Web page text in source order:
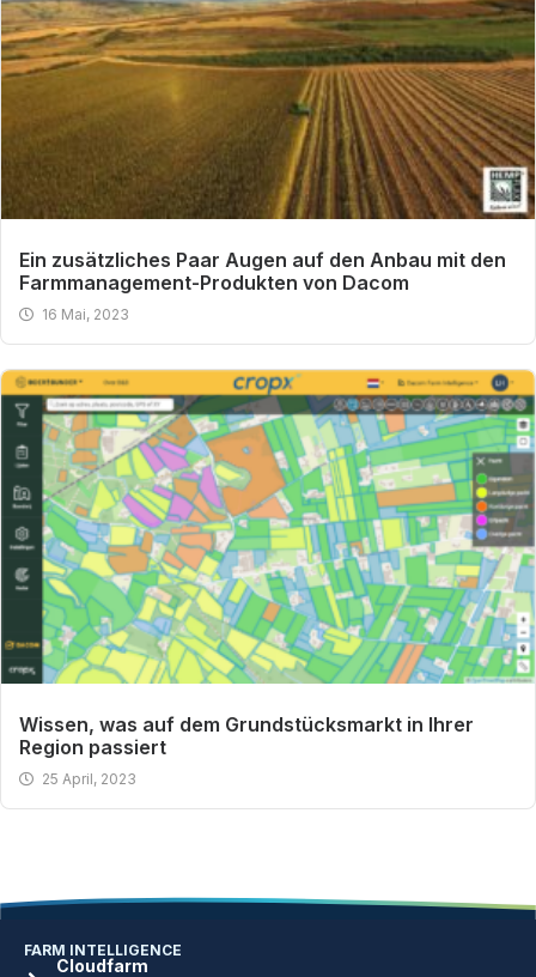
Ein zusätzliches Paar Augen auf den Anbau mit den
Farmmanagement-Produkten von Dacom
16 Mai, 2023
Wissen, was auf dem Grundstücksmarkt in Ihrer
Region passiert
25 April, 2023
FARM INTELLIGENCE
Cloudfarm